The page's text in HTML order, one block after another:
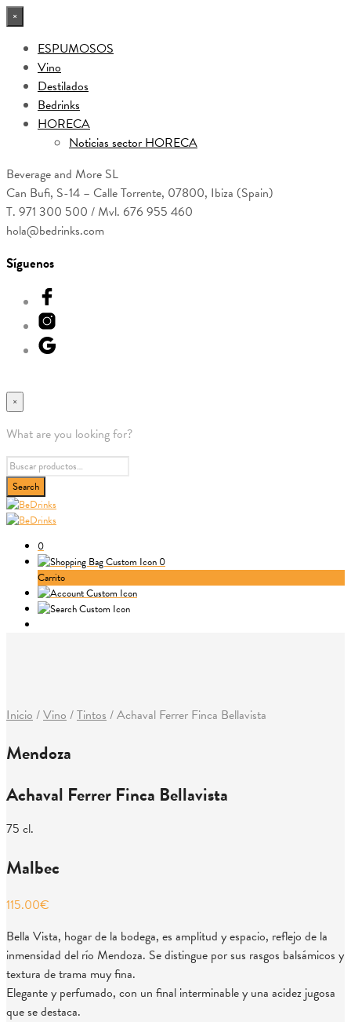
×
ESPUMOSOS
Vino
Destilados
Bedrinks
HORECA
Noticias sector HORECA
Beverage and More SL
Can Bufi, S-14 – Calle Torrente, 07800, Ibiza (Spain)
T. 971 300 500 / Mvl. 676 955 460
hola@bedrinks.com
Síguenos
×
What are you looking for?
0
0
Carrito
Inicio /Vino /Tintos /Achaval Ferrer Finca Bellavista
Mendoza
Achaval Ferrer Finca Bellavista
75 cl.
Malbec
115.00€
Bella Vista, hogar de la bodega, es amplitud y espacio, reflejo de la
inmensidad del río Mendoza. Se distingue por sus rasgos balsámicos y
textura de trama muy fina.
Elegante y perfumado, con un final interminable y una acidez jugosa
que se destaca.